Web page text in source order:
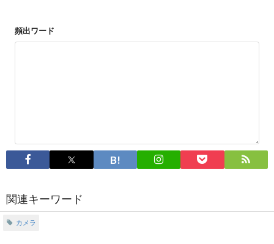
頻出ワード
関連キーワード
カメラ